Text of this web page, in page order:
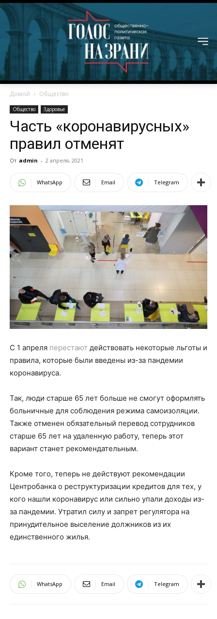
Домой Общество
Общество Здоровье
Часть «коронавирусных»
правил отменят
От admin - 2 апреля, 2021
WhatsApp Email Telegram
С 1 апреля перестают действовать некоторые льготы и
правила, которые были введены из-за пандемии
коронавируса.
Так, люди старше 65 лет больше не смогут оформлять
больничные для соблюдения режима самоизоляции.
Также отменен обязательный перевод сотрудников
старше 65 лет на удаленную работу, теперь этот
вариант станет рекомендательным.
Кроме того, теперь не действуют рекомендации
Центробанка о реструктуризации кредитов для тех, у
кого нашли коронавирус или сильно упали доходы из-
за пандемии. Утратил силу и запрет регулятора на
принудительное выселение должников из их
единственного жилья.
WhatsApp Email Telegram